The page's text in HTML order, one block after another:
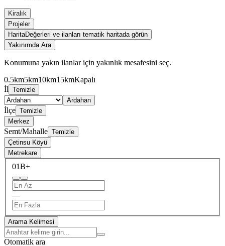
Kiralık
Projeler
HaritaDeğerleri ve ilanları tematik haritada görün
Yakınımda Ara
Konumuna yakın ilanlar için yakınlık mesafesini seç.
0.5km5km10km15kmKapalı
İl Temizle
Ardahan
İlçe Temizle
Merkez
Semt/Mahalle Temizle
Çetinsu Köyü
Metrekare
01B+
—
Arama Kelimesi
Otomatik ara